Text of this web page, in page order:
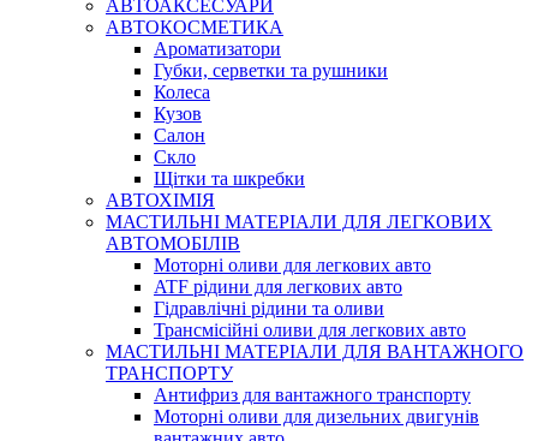
АВТОАКСЕСУАРИ
АВТОКОСМЕТИКА
Ароматизатори
Губки, серветки та рушники
Колеса
Кузов
Салон
Скло
Щітки та шкребки
АВТОХІМІЯ
МАСТИЛЬНІ МАТЕРІАЛИ ДЛЯ ЛЕГКОВИХ
АВТОМОБІЛІВ
Моторні оливи для легкових авто
ATF рідини для легкових авто
Гідравлічні рідини та оливи
Трансмісійні оливи для легкових авто
МАСТИЛЬНІ МАТЕРІАЛИ ДЛЯ ВАНТАЖНОГО
ТРАНСПОРТУ
Антифриз для вантажного транспорту
Моторні оливи для дизельних двигунів